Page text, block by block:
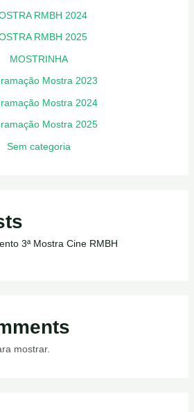
RMBH 2024
RMBH 2025
MOSTRINHA
Mostra 2023
Mostra 2024
Mostra 2025
Sem categoria
3ª Mostra Cine RMBH
mostrar.